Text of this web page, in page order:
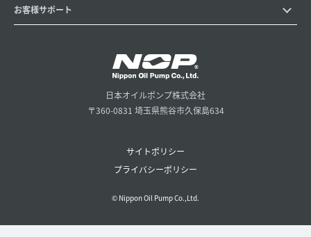
お客様サポート
日本オイルポンプ株式会社
〒360-0831 埼玉県熊谷市久保島634
サイトポリシー
プライバシーポリシー
© Nippon Oil Pump Co.,Ltd.